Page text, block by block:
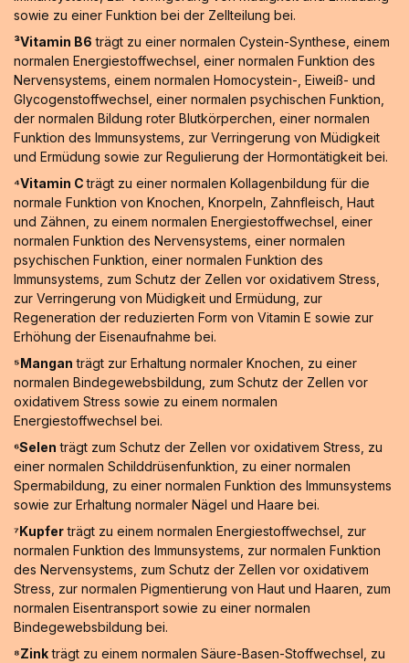
sowie zu einer Funktion bei der Zellteilung bei.
³Vitamin B6 trägt zu einer normalen Cystein-Synthese, einem
normalen Energiestoffwechsel, einer normalen Funktion des
Nervensystems, einem normalen Homocystein-, Eiweiß- und
Glycogenstoffwechsel, einer normalen psychischen Funktion,
der normalen Bildung roter Blutkörperchen, einer normalen
Funktion des Immunsystems, zur Verringerung von Müdigkeit
und Ermüdung sowie zur Regulierung der Hormontätigkeit bei.
⁴Vitamin Cträgt zu einer normalen Kollagenbildung für die
normale Funktion von Knochen, Knorpeln, Zahnfleisch, Haut
und Zähnen, zu einem normalen Energiestoffwechsel, einer
normalen Funktion des Nervensystems, einer normalen
psychischen Funktion, einer normalen Funktion des
Immunsystems, zum Schutz der Zellen vor oxidativem Stress,
zur Verringerung von Müdigkeit und Ermüdung, zur
Regeneration der reduzierten Form von Vitamin E sowie zur
Erhöhung der Eisenaufnahme bei.
⁵Mangan trägt zur Erhaltung normaler Knochen, zu einer
normalen Bindegewebsbildung, zum Schutz der Zellen vor
oxidativem Stress sowie zu einem normalen
Energiestoffwechsel bei.
⁶Selen trägt zum Schutz der Zellen vor oxidativem Stress, zu
einer normalen Schilddrüsenfunktion, zu einer normalen
Spermabildung, zu einer normalen Funktion des Immunsystems
sowie zur Erhaltung normaler Nägel und Haare bei.
⁷Kupferträgt zu einem normalen Energiestoffwechsel, zur
normalen Funktion des Immunsystems, zur normalen Funktion
des Nervensystems, zum Schutz der Zellen vor oxidativem
Stress, zur normalen Pigmentierung von Haut und Haaren, zum
normalen Eisentransport sowie zu einer normalen
Bindegewebsbildung bei.
⁸Zinkträgt zu einem normalen Säure-Basen-Stoffwechsel, zu